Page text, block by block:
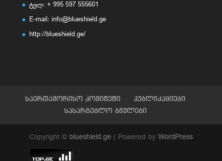
ტელ: + 995 597 555601
E-mail: info@blueshield.ge
http://blueshield.ge/
საერთაშორისო კომიტეტი
პუბლიკაციები
სასარგებლო ბმულები
Copyright © blueshield.ge| Powered by WordPress